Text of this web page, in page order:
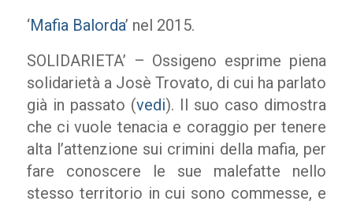
‘Mafia Balorda’ nel 2015.
SOLIDARIETA’ – Ossigeno esprime piena
solidarietà a Josè Trovato, di cui ha parlato
già in passato (vedi). Il suo caso dimostra
che ci vuole tenacia e coraggio per tenere
alta l’attenzione sui crimini della mafia, per
fare conoscere le sue malefatte nello
stesso territorio in cui sono commesse, e